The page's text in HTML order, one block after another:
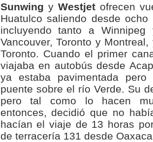
Sunwing y Westjetofrecen
Huatulco saliendo desde
incluyendo tanto a
Vancouver, Toronto y
Toronto. Cuando el primer
viajaba en autobús desde
ya estaba pavimentada
puente sobre el río Verde. Su
pero tal como lo hacen
entonces, decidió que no
hacían el viaje de 13 horas
de terracería 131 desde